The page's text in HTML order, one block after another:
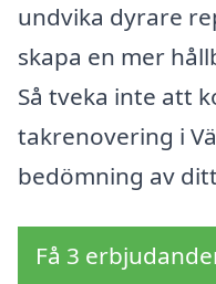
undvika dyrare
skapa en mer
Så tveka inte att
takrenovering i
bedömning av
Få 3